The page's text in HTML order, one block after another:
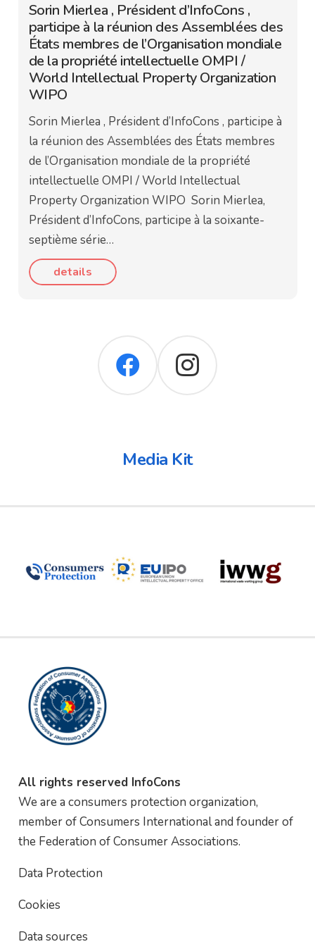
Sorin Mierlea , Président d’InfoCons ,
participe à la réunion des Assemblées des
États membres de l’Organisation mondiale
de la propriété intellectuelle OMPI /
World Intellectual Property Organization
WIPO
Sorin Mierlea , Président d’InfoCons , participe à
la réunion des Assemblées des États membres
de l’Organisation mondiale de la propriété
intellectuelle OMPI / World Intellectual
Property Organization WIPO Sorin Mierlea,
Président d’InfoCons, participe à la soixante-
septième série…
details
Media Kit
All rights reserved InfoCons
We are a consumers protection organization,
member of Consumers International and founder of
the Federation of Consumer Associations.
Data Protection
Cookies
Data sources